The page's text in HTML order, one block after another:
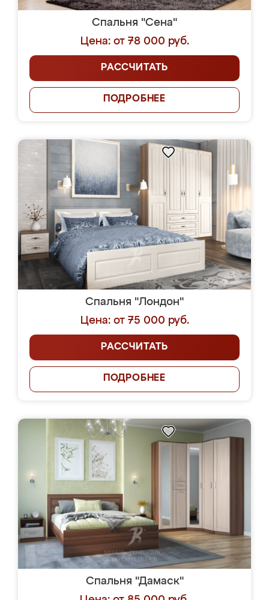
Спальня "Сена"
Цена: от 78 000 руб.
РАССЧИТАТЬ
ПОДРОБНЕЕ
Спальня "Лондон"
Цена: от 75 000 руб.
РАССЧИТАТЬ
ПОДРОБНЕЕ
Спальня "Дамаск"